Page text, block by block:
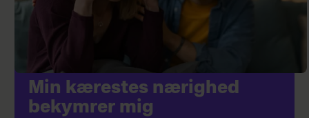
Min kærestes nærighed
bekymrer mig